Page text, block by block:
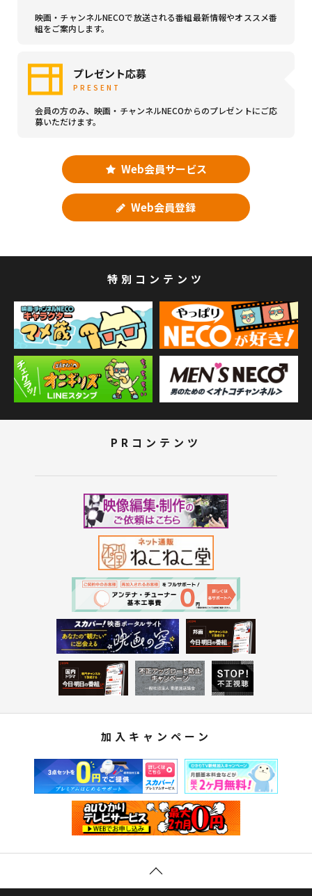
映画・チャンネルNECOで放送される番組最新情報やオススメ番
組をご案内します。
プレゼント応募
PRESENT
会員の方のみ、映画・チャンネルNECOからのプレゼントにご応
募いただけます。
Web会員サービス
Web会員登録
特別コンテンツ
PRコンテンツ
加入キャンペーン